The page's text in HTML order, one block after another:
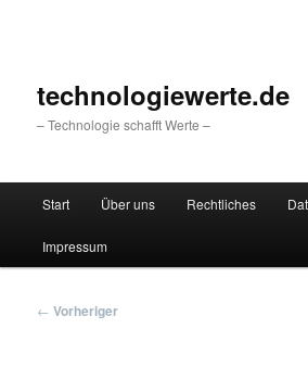
technologiewerte.de
– Technologie schafft Werte –
Start Über uns Rechtliches
Impressum
Beitragsnavigation
← Vorheriger